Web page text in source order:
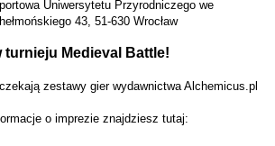
Uniwersytetu Przyrodniczego we
43, 51-630 Wrocław
turnieju Medieval Battle!
zestawy gier wydawnictwa Alchemicus.pl
o imprezie znajdziesz tutaj: